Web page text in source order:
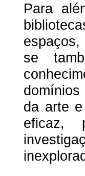
Para
se
da arte
eficaz,